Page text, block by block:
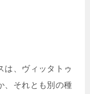
は、ヴィッタトゥ
、それとも別の種